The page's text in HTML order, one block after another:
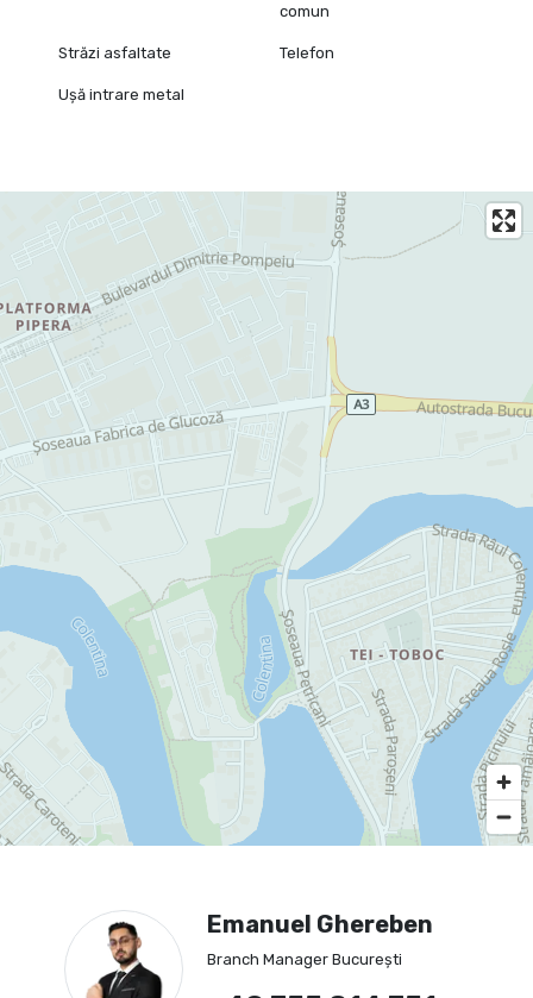
comun
Străzi asfaltate Telefon
Ușă intrare metal
Emanuel Ghereben
Branch Manager București